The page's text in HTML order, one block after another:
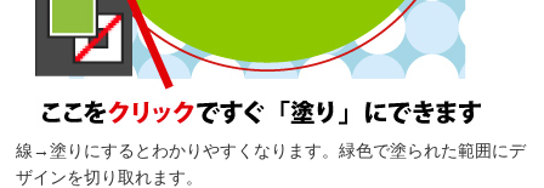
線→塗りにするとわかりやすくなります。緑色で塗られた範囲にデ
ザインを切り取れます。